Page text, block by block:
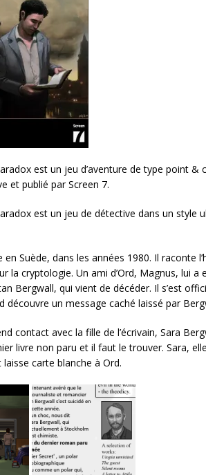
est un jeu d’aventure de type point &
et publié par Screen 7.
est un jeu de détective dans un style
Suède, dans les années 1980. Il raconte
la cryptologie. Un ami d’Ord, Magnus, lui a
Bergwall, qui vient de décéder. Il s’est
découvre un message caché laissé par
contact avec la fille de l’écrivain, Sara
livre non paru et il faut le trouver. Sara,
carte blanche à Ord.